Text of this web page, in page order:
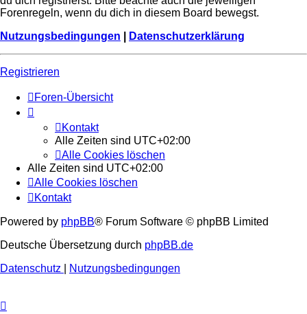
Forenregeln, wenn du dich in diesem Board bewegst.
Nutzungsbedingungen
Datenschutzerklärung
Registrieren
Foren-Übersicht
Kontakt
Alle Zeiten sind UTC+02:00
Alle Cookies löschen
Alle Zeiten sind UTC+02:00
Alle Cookies löschen
Kontakt
Powered by phpBB® Forum Software © phpBB Limited
Deutsche Übersetzung durch phpBB.de
Datenschutz
Nutzungsbedingungen